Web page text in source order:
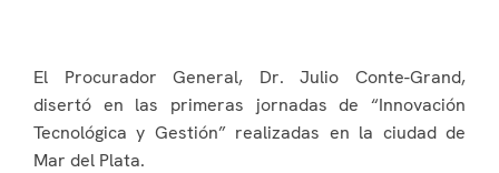
El Procurador General, Dr. Julio Conte-Grand,
disertó en las primeras jornadas de “Innovación
Tecnológica y Gestión” realizadas en la ciudad de
Mar del Plata.